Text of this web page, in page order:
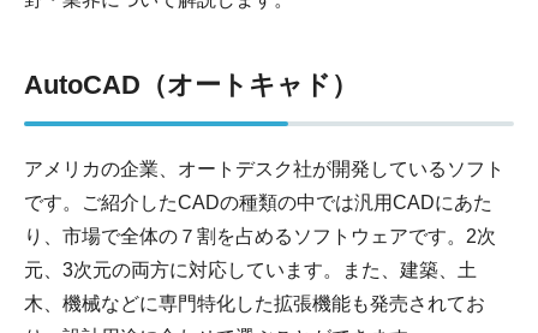
AutoCAD（オートキャド）
アメリカの企業、オートデスク社が開発しているソフト
です。ご紹介したCADの種類の中では汎用CADにあた
り、市場で全体の７割を占めるソフトウェアです。2次
元、3次元の両方に対応しています。また、建築、土
木、機械などに専門特化した拡張機能も発売されてお